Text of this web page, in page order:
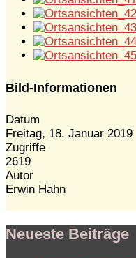
Bild-Informationen
Datum
Freitag, 18. Januar 2019
Zugriffe
2619
Autor
Erwin Hahn
Neueste Beiträge